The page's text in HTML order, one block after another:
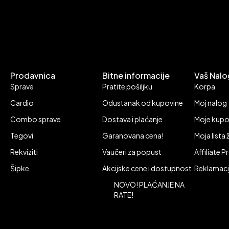
Prodavnica
Sprave
Cardio
Combo sprave
Tegovi
Rekviziti
Šipke
Bitne informacije
Pratite pošiljku
Odustanak od kupovine
Dostava i plaćanje
Garanovana cena!
Vaučeri za popust
Akcijske cene i dostupnost
NOVO! PLAĆANJE NA
RATE!
Vaš
Korpa
Moj nalog
Moje
Moja lista
Affiliate